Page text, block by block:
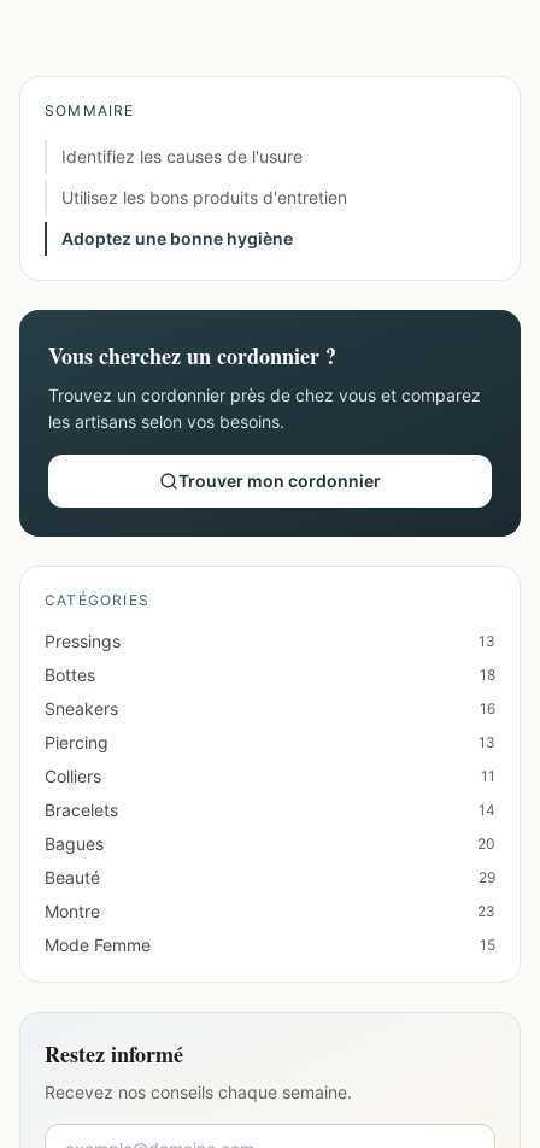
SOMMAIRE
Identifiez les causes de l'usure
Utilisez les bons produits d'entretien
Adoptez une bonne hygiène
Vous cherchez un cordonnier ?
Trouvez un cordonnier près de chez vous et comparez
les artisans selon vos besoins.
Trouver mon cordonnier
CATÉGORIES
Pressings 13
Bottes 18
Sneakers 16
Piercing 13
Colliers 11
Bracelets 14
Bagues 20
Beauté 29
Montre 23
Mode Femme 15
Restez informé
Recevez nos conseils chaque semaine.